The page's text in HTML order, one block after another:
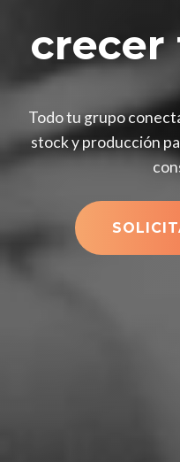
crecer
Todo tu grupo
stock y producción